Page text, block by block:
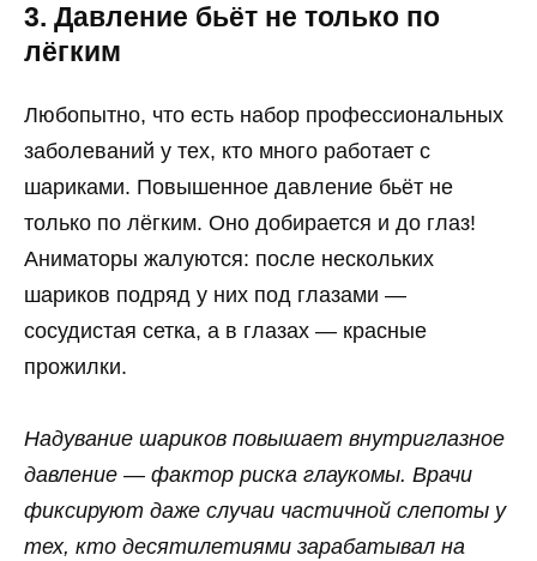
3. Давление бьёт не только по
лёгким
Любопытно, что есть набор профессиональных
заболеваний у тех, кто много работает с
шариками. Повышенное давление бьёт не
только по лёгким. Оно добирается и до глаз!
Аниматоры жалуются: после нескольких
шариков подряд у них под глазами —
сосудистая сетка, а в глазах — красные
прожилки.
Надувание шариков повышает внутриглазное
давление — фактор риска глаукомы. Врачи
фиксируют даже случаи частичной слепоты у
тех, кто десятилетиями зарабатывал на